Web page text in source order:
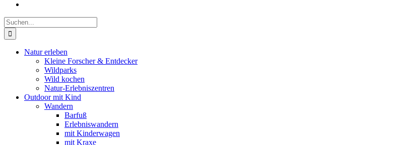
Suche
nach:
Natur erleben
Kleine Forscher & Entdecker
Wildparks
Wild kochen
Natur-Erlebniszentren
Outdoor mit Kind
Wandern
Barfuß
Erlebniswandern
mit Kinderwagen
mit Kraxe